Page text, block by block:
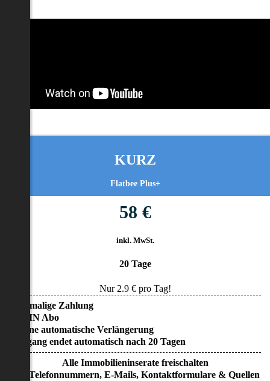
KURZ
Flatbee Plus+
58 €
inkl. MwSt.
20 Tage
Nur 2.9€ pro Tag!
• Einmalige Zahlung
• KEIN Abo
• Keine automatische Verlängerung
• Zugang endet automatisch nach 20 Tagen
Alle Immobilieninserate freischalten
Alle Telefonnummern, E-Mails, Kontaktformulare & Quellen